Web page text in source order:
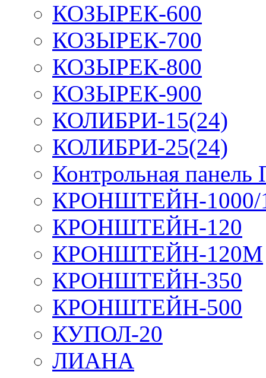
КОЗЫРЕК-600
КОЗЫРЕК-700
КОЗЫРЕК-800
КОЗЫРЕК-900
КОЛИБРИ-15(24)
КОЛИБРИ-25(24)
Контрольная
КРОНШТЕЙН-1000/
КРОНШТЕЙН-120
КРОНШТЕЙН-120М
КРОНШТЕЙН-350
КРОНШТЕЙН-500
КУПОЛ-20
ЛИАНА